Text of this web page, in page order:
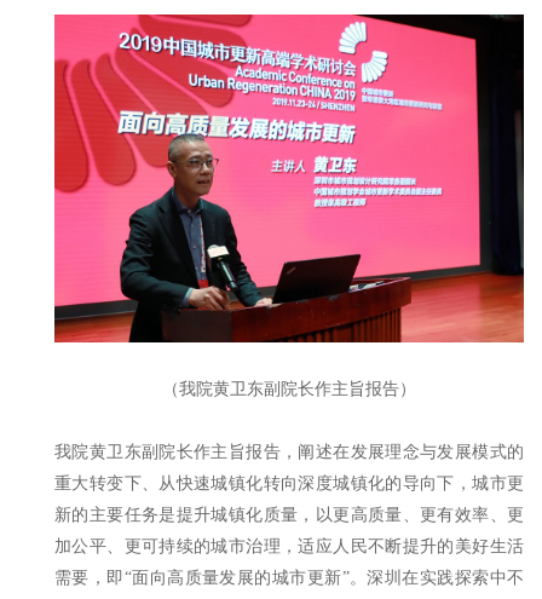
（我院黄卫东副院长作主旨报告）
我院黄卫东副院长作主旨报告，阐述在发展理念与发展模式的
重大转变下、从快速城镇化转向深度城镇化的导向下，城市更
新的主要任务是提升城镇化质量，以更高质量、更有效率、更
加公平、更可持续的城市治理，适应人民不断提升的美好生活
需要，即“面向高质量发展的城市更新”。深圳在实践探索中不